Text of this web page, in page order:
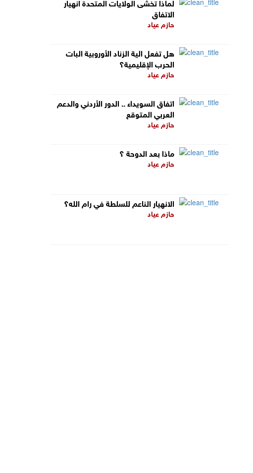
الاتفاق
حازم عياد
هل تفعل الية الزناد الأوروبية البات
الحرب الإقليمية؟
حازم عياد
اتفاق السويداء .. الدور الأردني والدعم
العربي المتوقع
حازم عياد
ماذا بعد الدوحة ؟
حازم عياد
الانهيار الناعم للسلطة في رام الله؟
حازم عياد